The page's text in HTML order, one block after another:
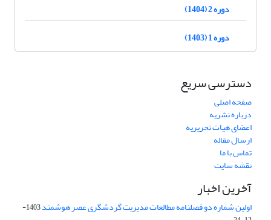
دوره 2 (1404)
دوره 1 (1403)
دسترسی سریع
صفحه اصلی
درباره نشریه
اعضای هیات تحریریه
ارسال مقاله
تماس با ما
نقشه سایت
آخرین اخبار
اولین شماره دو فصلنامه مطالعات مدیریت گردشگری عصر هوشمند
1403-